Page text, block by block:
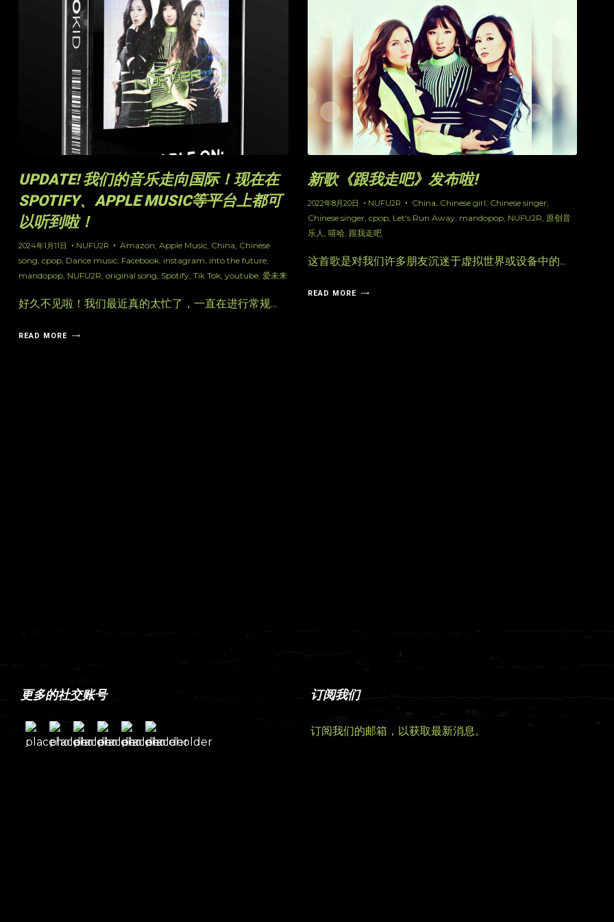
UPDATE! 我们的音乐走向国际！现在在
SPOTIFY、APPLE MUSIC等平台上都可
以听到啦！
2024年1月11日 NUFU2R Amazon ,Apple Music China Chinese
song ,cpop Dance music Facebook instagram into the future
mandopop NUFU2R ,original song Spotify ,Tik Tok ,youtube ,爱未来
好久不见啦！我们最近真的太忙了，一直在进行常规...
READ MORE
新歌《跟我走吧》发布啦!
2022年8月20日 NUFU2R China Chinese girl Chinese singer,
Chinese singer, cpop, Let's Run Away, mandopop, NUFU2R 原创音
乐人 嘻哈 跟我走吧
这首歌是对我们许多朋友沉迷于虚拟世界或设备中的...
READ MORE
更多的社交账号 订阅我们
订阅我们的邮箱，以获取最新消息。